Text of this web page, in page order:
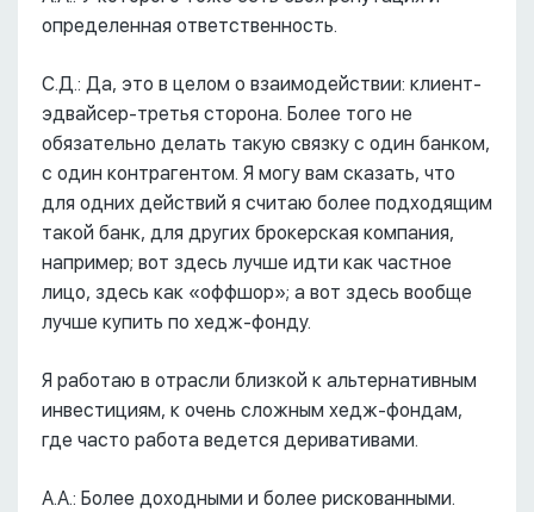
определенная ответственность.
С.Д.: Да, это в целом о взаимодействии: клиент-
эдвайсер-третья сторона. Более того не
обязательно делать такую связку с один банком,
с один контрагентом. Я могу вам сказать, что
для одних действий я считаю более подходящим
такой банк, для других брокерская компания,
например; вот здесь лучше идти как частное
лицо, здесь как «оффшор»; а вот здесь вообще
лучше купить по хедж-фонду.
Я работаю в отрасли близкой к альтернативным
инвестициям, к очень сложным хедж-фондам,
где часто работа ведется деривативами.
А.А.: Более доходными и более рискованными.